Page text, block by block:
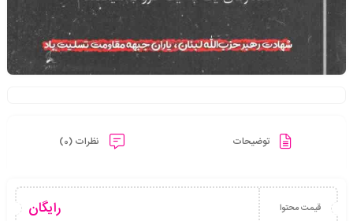
توضیحات نظرات (0)
قیمت محتوا رایگان